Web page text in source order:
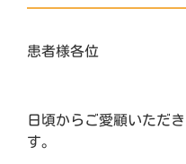
患者様各位
日頃からご愛顧いただ
す。